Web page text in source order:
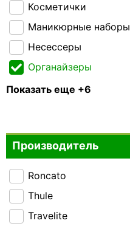
Косметички
Маникюрные наборы
Несессеры
Органайзеры
Подушки
Ремни и пояса
Показать еще +6
Производитель
Roncato
Thule
Travelite